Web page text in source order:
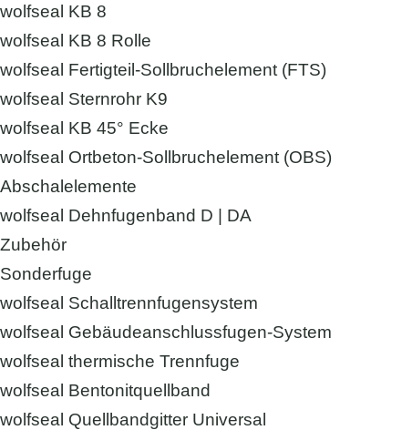
wolfseal KB 8
wolfseal KB 8 Rolle
wolfseal Fertigteil-Sollbruchelement (FTS)
wolfseal Sternrohr K9
wolfseal KB 45° Ecke
wolfseal Ortbeton-Sollbruchelement (OBS)
Abschalelemente
wolfseal Dehnfugenband D | DA
Zubehör
Sonderfuge
wolfseal Schalltrennfugensystem
wolfseal Gebäudeanschlussfugen-System
wolfseal thermische Trennfuge
wolfseal Bentonitquellband
wolfseal Quellbandgitter Universal